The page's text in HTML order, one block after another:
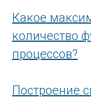
Какое
количество
процессов?
Построение